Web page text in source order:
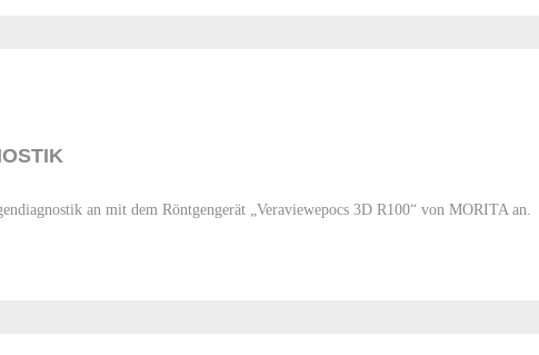
an mit dem Röntgengerät „Veraviewepocs 3D R100“ von MORITA an.